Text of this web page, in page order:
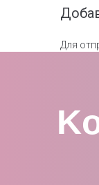
Для